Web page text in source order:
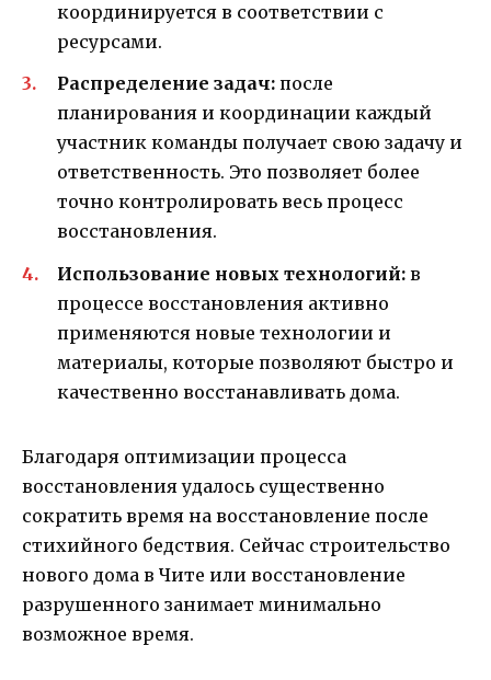
координируется в соответствии с
ресурсами.
Распределение задач: после
планирования и координации каждый
участник команды получает свою задачу и
ответственность. Это позволяет более
точно контролировать весь процесс
восстановления.
Использование новых технологий: в
процессе восстановления активно
применяются новые технологии и
материалы, которые позволяют быстро и
качественно восстанавливать дома.
Благодаря оптимизации процесса
восстановления удалось существенно
сократить время на восстановление после
стихийного бедствия. Сейчас строительство
нового дома в Чите или восстановление
разрушенного занимает минимально
возможное время.